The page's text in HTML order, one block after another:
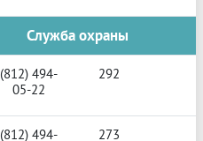
Служба охраны
(812) 494-
05-22
292
(812) 494-
273